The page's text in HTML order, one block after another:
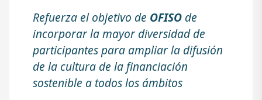
Refuerza el objetivo de OFISO de
incorporar la mayor diversidad de
participantes para ampliar la difusión
de la cultura de la financiación
sostenible a todos los ámbitos